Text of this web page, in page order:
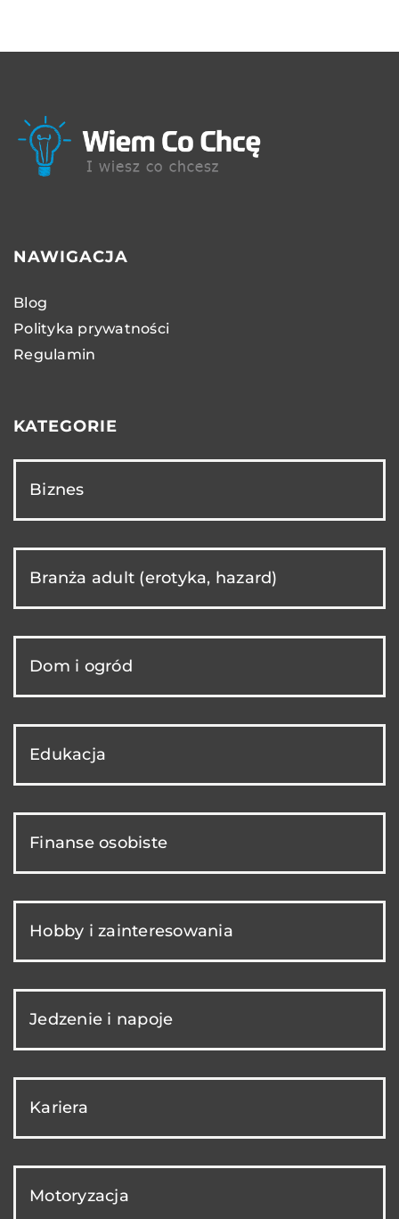
NAWIGACJA
Blog
Polityka prywatności
Regulamin
KATEGORIE
Biznes
Branża adult (erotyka, hazard)
Dom i ogród
Edukacja
Finanse osobiste
Hobby i zainteresowania
Jedzenie i napoje
Kariera
Motoryzacja